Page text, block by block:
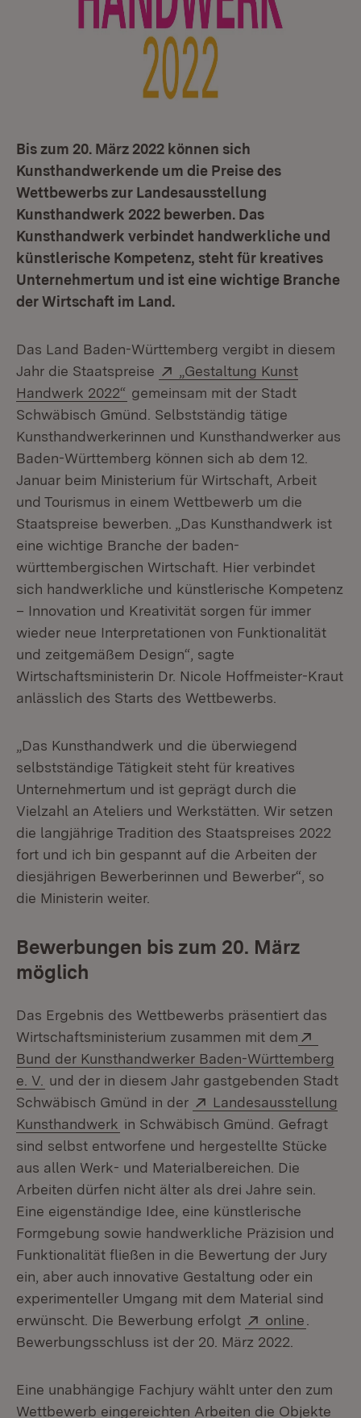
Bis zum 20. März 2022 können sich
Kunsthandwerkende um die Preise des
Wettbewerbs zur Landesausstellung
Kunsthandwerk 2022 bewerben. Das
Kunsthandwerk verbindet handwerkliche und
künstlerische Kompetenz, steht für kreatives
Unternehmertum und ist eine wichtige Branche
der Wirtschaft im Land.
Das Land Baden-Württemberg vergibt in diesem
Jahr die Staatspreise
Extern:
„Gestaltung Kunst
Handwerk 2022“ (Öffnet in neuem Fenster)
gemeinsam mit der Stadt
Schwäbisch Gmünd. Selbstständig tätige
Kunsthandwerkerinnen und Kunsthandwerker aus
Baden-Württemberg können sich ab dem 12.
Januar beim Ministerium für Wirtschaft, Arbeit
und Tourismus in einem Wettbewerb um die
Staatspreise bewerben. „Das Kunsthandwerk ist
eine wichtige Branche der baden-
württembergischen Wirtschaft. Hier verbindet
sich handwerkliche und künstlerische Kompetenz
– Innovation und Kreativität sorgen für immer
wieder neue Interpretationen von Funktionalität
und zeitgemäßem Design“, sagte
Wirtschaftsministerin Dr. Nicole Hoffmeister-Kraut
anlässlich des Starts des Wettbewerbs.
„Das Kunsthandwerk und die überwiegend
selbstständige Tätigkeit steht für kreatives
Unternehmertum und ist geprägt durch die
Vielzahl an Ateliers und Werkstätten. Wir setzen
die langjährige Tradition des Staatspreises 2022
fort und ich bin gespannt auf die Arbeiten der
diesjährigen Bewerberinnen und Bewerber“, so
die Ministerin weiter.
Bewerbungen bis zum 20. März
möglich
Das Ergebnis des Wettbewerbs präsentiert das
Wirtschaftsministerium zusammen mit dem
Bund der Kunsthandwerker Baden-Württemberg
e. V. (Öffnet in neuem Fenster)
und der in diesem Jahr gastgebenden Stadt
Schwäbisch Gmünd in der
Extern:
Landesausstellung
Kunsthandwerk (Öffnet in neuem Fenster)
in Schwäbisch Gmünd. Gefragt
sind selbst entworfene und hergestellte Stücke
aus allen Werk- und Materialbereichen. Die
Arbeiten dürfen nicht älter als drei Jahre sein.
Eine eigenständige Idee, eine künstlerische
Formgebung sowie handwerkliche Präzision und
Funktionalität fließen in die Bewertung der Jury
ein, aber auch innovative Gestaltung oder ein
experimenteller Umgang mit dem Material sind
erwünscht. Die Bewerbung erfolgt
Extern:
online
Bewerbungsschluss ist der 20. März 2022.
Eine unabhängige Fachjury wählt unter den zum
Wettbewerb eingereichten Arbeiten die Objekte